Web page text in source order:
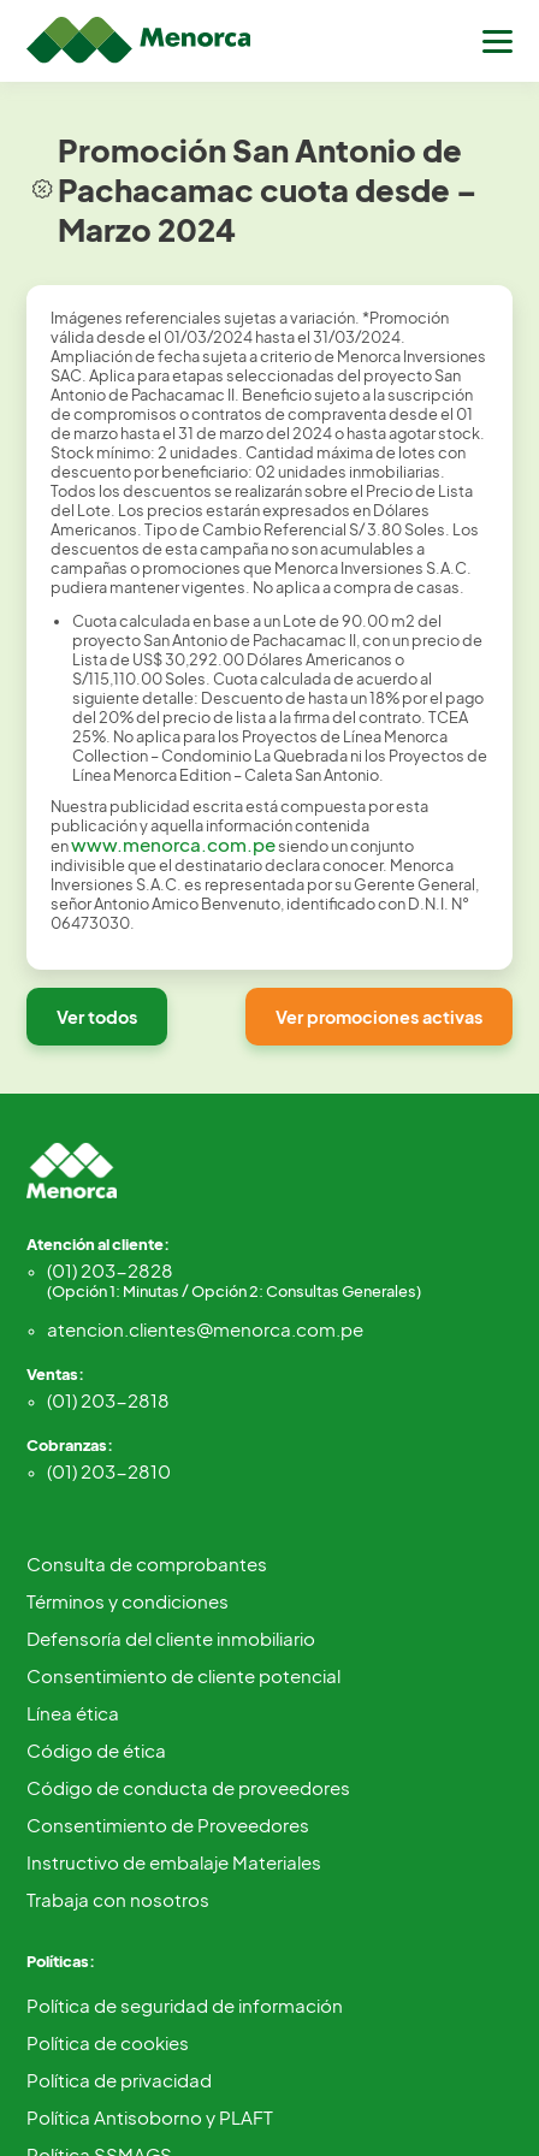
Promoción San Antonio de
Pachacamac cuota desde –
Marzo 2024
Imágenes referenciales sujetas a variación. *Promoción
válida desde el 01/03/2024 hasta el 31/03/2024.
Ampliación de fecha sujeta a criterio de Menorca Inversiones
SAC. Aplica para etapas seleccionadas del proyecto San
Antonio de Pachacamac II. Beneficio sujeto a la suscripción
de compromisos o contratos de compraventa desde el 01
de marzo hasta el 31 de marzo del 2024 o hasta agotar stock.
Stock mínimo: 2 unidades. Cantidad máxima de lotes con
descuento por beneficiario: 02 unidades inmobiliarias.
Todos los descuentos se realizarán sobre el Precio de Lista
del Lote. Los precios estarán expresados en Dólares
Americanos. Tipo de Cambio Referencial S/ 3.80 Soles. Los
descuentos de esta campaña no son acumulables a
campañas o promociones que Menorca Inversiones S.A.C.
pudiera mantener vigentes. No aplica a compra de casas.
Cuota calculada en base a un Lote de 90.00 m2 del
proyecto San Antonio de Pachacamac II, con un precio de
Lista de US$ 30,292.00 Dólares Americanos o
S/115,110.00 Soles. Cuota calculada de acuerdo al
siguiente detalle: Descuento de hasta un 18% por el pago
del 20% del precio de lista a la firma del contrato. TCEA
25%. No aplica para los Proyectos de Línea Menorca
Collection – Condominio La Quebrada ni los Proyectos de
Línea Menorca Edition – Caleta San Antonio.
Nuestra publicidad escrita está compuesta por esta
publicación y aquella información contenida
enwww.menorca.com.pesiendo un conjunto
indivisible que el destinatario declara conocer. Menorca
Inversiones S.A.C. es representada por su Gerente General,
señor Antonio Amico Benvenuto, identificado con D.N.I. N°
06473030.
Ver todos Ver promociones activas
Atención al cliente:
(01) 203-2828
(Opción 1: Minutas / Opción 2: Consultas Generales)
atencion.clientes@menorca.com.pe
Ventas:
(01) 203-2818
Cobranzas:
(01) 203-2810
Consulta de comprobantes
Términos y condiciones
Defensoría del cliente inmobiliario
Consentimiento de cliente potencial
Línea ética
Código de ética
Código de conducta de proveedores
Consentimiento de Proveedores
Instructivo de embalaje Materiales
Trabaja con nosotros
Políticas:
Política de seguridad de información
Política de cookies
Política de privacidad
Política Antisoborno y PLAFT